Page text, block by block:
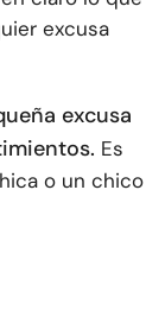
excusa
excusa
Es
o un chico